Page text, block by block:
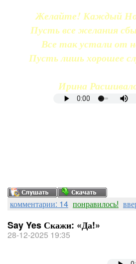
Желайте! Каждый
Пусть все желания
Все так устали от
Пусть лишь хорошее
Ирина
комментарии: 14 понравилось!
Say Yes Скажи: «Да!»
28-12-2025 19:35